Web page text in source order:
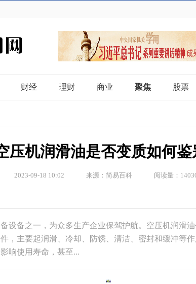
财经 理财 商业 聚焦 股票
压机润滑油是否变质如何鉴
2023-09-18 10:02 来源：简易百科 阅读量：
设备之一，为众多生产企业保驾护航。空压机润滑
，主要起润滑、冷却、防锈、清洁、密封和缓冲等
响使用寿命，甚至...